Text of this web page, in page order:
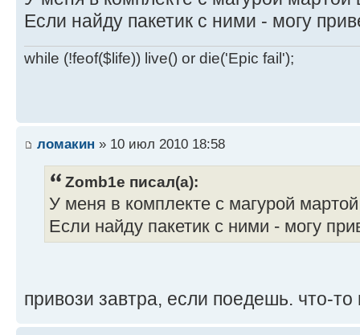
Если найду пакетик с ними - могу
while (!feof($life)) live() or die('Epic fail');
ломакин » 10 июл 2010 18:58
Zomb1e писал(а):
У меня в комплекте с магурой
Если найду пакетик с ними - могу
привози завтра, если поедешь. что-то